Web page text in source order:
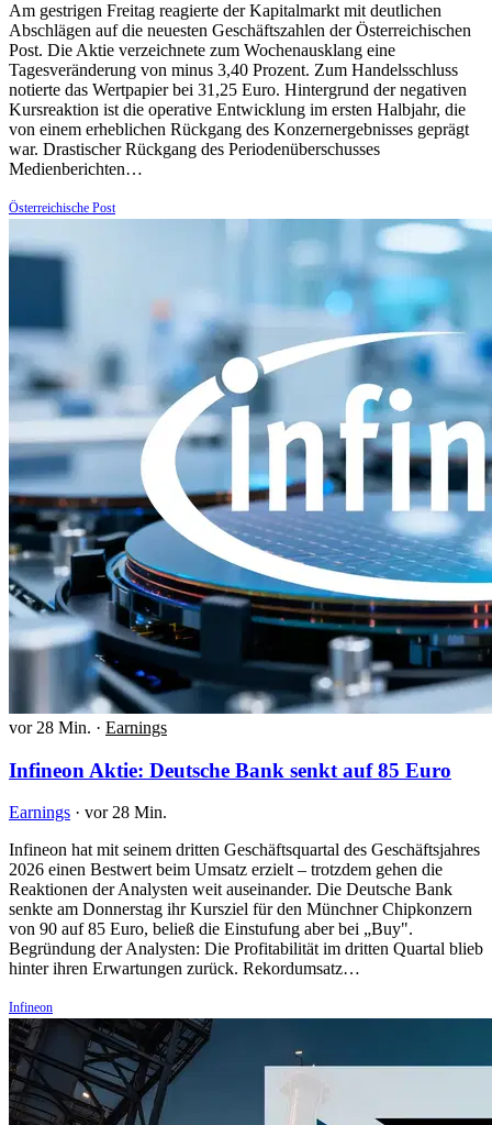
Am gestrigen Freitag reagierte der Kapitalmarkt mit deutlichen
Abschlägen auf die neuesten Geschäftszahlen der Österreichischen
Post. Die Aktie verzeichnete zum Wochenausklang eine
Tagesveränderung von minus 3,40 Prozent. Zum Handelsschluss
notierte das Wertpapier bei 31,25 Euro. Hintergrund der negativen
Kursreaktion ist die operative Entwicklung im ersten Halbjahr, die
von einem erheblichen Rückgang des Konzernergebnisses geprägt
war. Drastischer Rückgang des Periodenüberschusses
Medienberichten…
Österreichische Post
vor 28 Min. · Earnings
Infineon Aktie: Deutsche Bank senkt auf 85 Euro
Earnings · vor 28 Min.
Infineon hat mit seinem dritten Geschäftsquartal des Geschäftsjahres
2026 einen Bestwert beim Umsatz erzielt – trotzdem gehen die
Reaktionen der Analysten weit auseinander. Die Deutsche Bank
senkte am Donnerstag ihr Kursziel für den Münchner Chipkonzern
von 90 auf 85 Euro, beließ die Einstufung aber bei „Buy".
Begründung der Analysten: Die Profitabilität im dritten Quartal blieb
hinter ihren Erwartungen zurück. Rekordumsatz…
Infineon